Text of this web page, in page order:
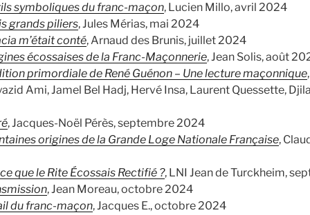
symboliques du franc-maçon, Lucien Millo, avril 2024
grands piliers, Jules Mérias, mai 2024
m’était conté, Arnaud des Brunis, juillet 2024
écossaises de la Franc-Maçonnerie, Jean Solis, août
primordiale de René Guénon – Une lecture maçonnique
Ami, Jamel Bel Hadj, Hervé Insa, Laurent Quessette,
, Jacques-Noël Pérès, septembre 2024
origines de la Grande Loge Nationale Française,
que le Rite Écossais Rectifié ?, LNI Jean de Turckheim,
, Jean Moreau, octobre 2024
du franc-maçon, Jacques E., octobre 2024